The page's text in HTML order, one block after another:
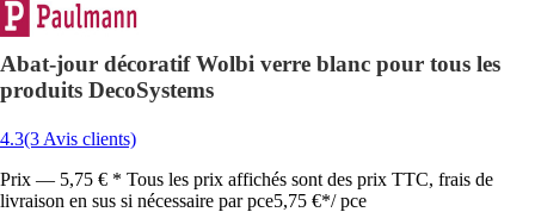
Abat-jour décoratif Wolbi verre blanc pour tous les
produits DecoSystems
4.3(3 Avis clients)
Prix — 5,75 € * Tous les prix affichés sont des prix TTC, frais de
livraison en sus si nécessaire par pce5,75 €*/ pce